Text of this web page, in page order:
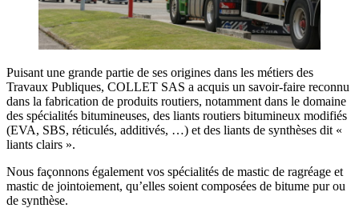
Puisant une grande partie de ses origines dans les métiers des
Travaux Publiques, COLLET SAS a acquis un savoir-faire reconnu
dans la fabrication de produits routiers, notamment dans le domaine
des spécialités bitumineuses, des liants routiers bitumineux modifiés
(EVA, SBS, réticulés, additivés, …) et des liants de synthèses dit «
liants clairs ».
Nous façonnons également vos spécialités de mastic de ragréage et
mastic de jointoiement, qu’elles soient composées de bitume pur ou
de synthèse.